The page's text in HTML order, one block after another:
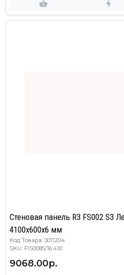
Стеновая панель R3 FS002 S3 Ледяной белый SELECT ,
4100х600х6 мм
Код Товара: 3011204
SKU: FIS0085/16.410
9068.00р.